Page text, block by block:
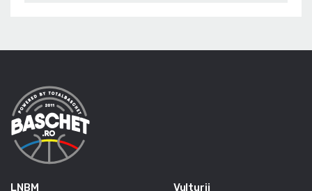
LNBM Vulturii